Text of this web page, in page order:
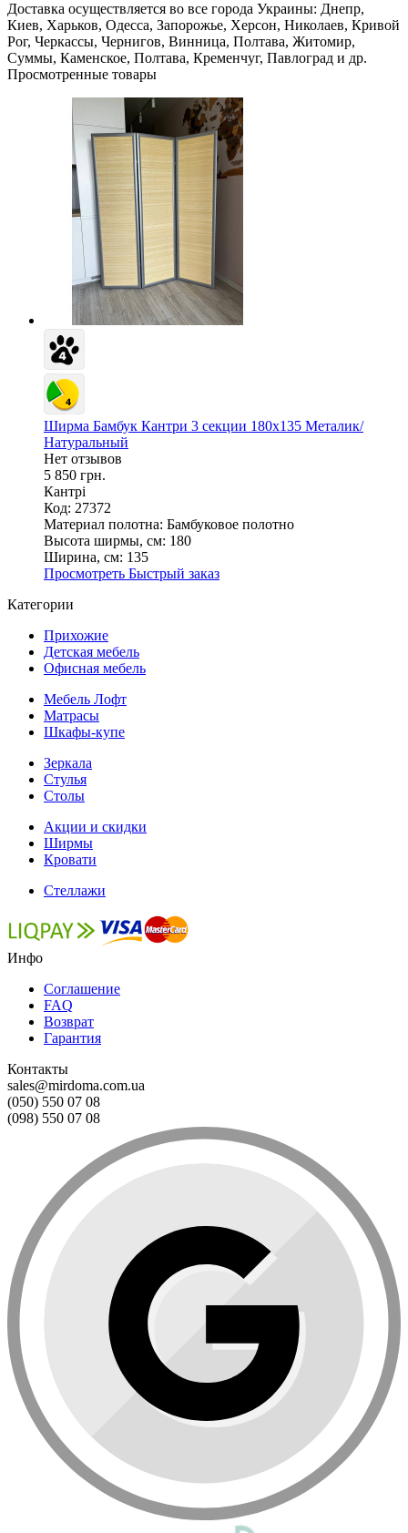
Доставка осуществляется во все города Украины: Днепр,
Киев, Харьков, Одесса, Запорожье, Херсон, Николаев, Кривой
Рог, Черкассы, Чернигов, Винница, Полтава, Житомир,
Суммы, Каменское, Полтава, Кременчуг, Павлоград и др.
Просмотренные товары
Ширма Бамбук Кантри 3 секции 180х135 Металик/
Натуральный
Нет отзывов
5 850 грн.
Кантрі
Код: 27372
Материал полотна: Бамбуковое полотно
Высота ширмы, см: 180
Ширина, см: 135
Просмотреть Быстрый заказ
Категории
Прихожие
Детская мебель
Офисная мебель
Мебель Лофт
Матрасы
Шкафы-купе
Зеркала
Стулья
Столы
Акции и скидки
Ширмы
Кровати
Стеллажи
Инфо
Соглашение
FAQ
Возврат
Гарантия
Контакты
sales@mirdoma.com.ua
(050) 550 07 08
(098) 550 07 08